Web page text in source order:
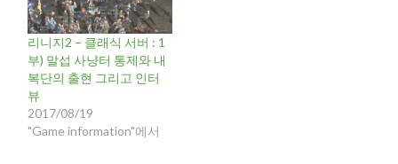
리니지2 – 클래식 서버 : 1
부) 말섭 사냥터 통제와 내
복단의 출현 그리고 인터
뷰
2017/08/19
"Game information"에서